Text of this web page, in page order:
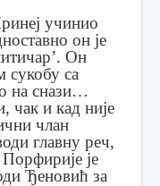
учинио
он је
Он
сукобу са
на снази…
чак и кад није
члан
главну реч,
Порфирије је
Ђеновић за